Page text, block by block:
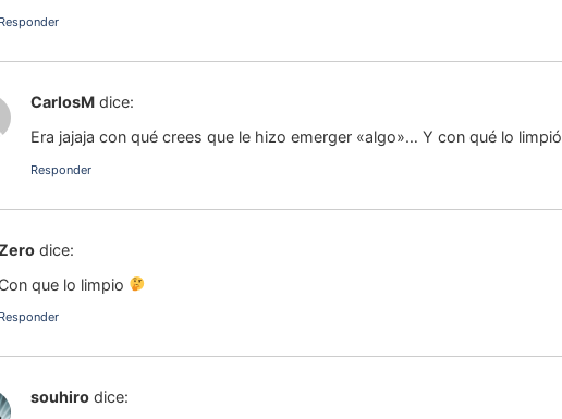
CarlosM dice:
Era jajaja con qué crees que le hizo emerger «algo»… Y con qué lo limpió
Responder
dice:
que lo limpio
souhiro dice: